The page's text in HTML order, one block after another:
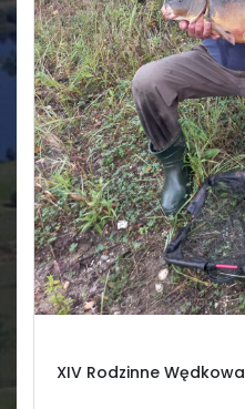
Świetlica
XIV Rodzinne